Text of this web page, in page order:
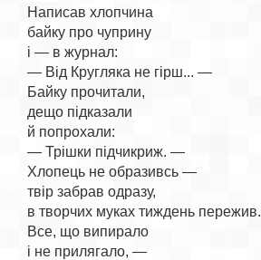
Написав хлопчина
байку про чуприну
і — в журнал:
— Від Кругляка не гірш... —
Байку прочитали,
дещо підказали
й попрохали:
— Трішки підчикриж. —
Хлопець не образивсь —
твір забрав одразу,
в творчих муках тиждень пережив.
Все, що випирало
і не прилягало, —